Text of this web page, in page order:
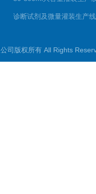
诊断试剂及微量灌装生产线
喷雾剂生产线
公司版权所有 All Rights